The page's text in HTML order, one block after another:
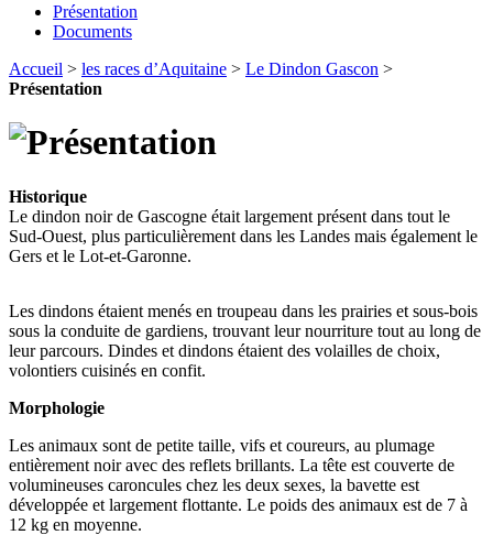
Présentation
Documents
Accueil > les races d’Aquitaine > Le Dindon Gascon >
Présentation
Historique
Le dindon noir de Gascogne était largement présent dans tout le
Sud-Ouest, plus particulièrement dans les Landes mais également le
Gers et le Lot-et-Garonne.
Les dindons étaient menés en troupeau dans les prairies et sous-bois
sous la conduite de gardiens, trouvant leur nourriture tout au long de
leur parcours. Dindes et dindons étaient des volailles de choix,
volontiers cuisinés en confit.
Morphologie
Les animaux sont de petite taille, vifs et coureurs, au plumage
entièrement noir avec des reflets brillants. La tête est couverte de
volumineuses caroncules chez les deux sexes, la bavette est
développée et largement flottante. Le poids des animaux est de 7 à
12 kg en moyenne.